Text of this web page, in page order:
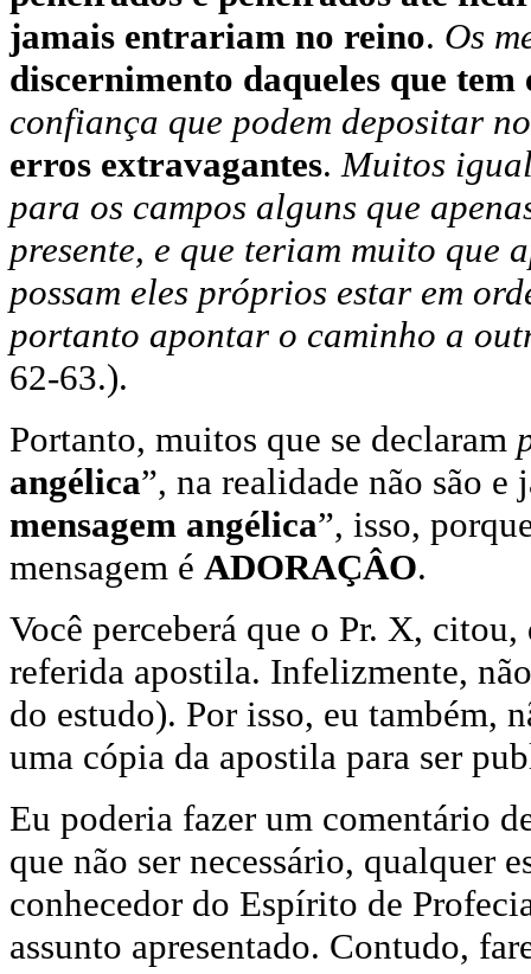
jamais entrariam no reino. Os
discernimento daqueles que
confiança que podem depositar
erros extravagantes.Muitos
para os campos alguns que
presente, e que teriam muito que
possam eles próprios estar em
portanto apontar o caminho a
62-63.).
Portanto, muitos que se declaram
angélica”, na realidade não são e
mensagem angélica”, isso,
mensagem é ADORAÇÂO.
Você perceberá que o Pr. X,
referida apostila. Infelizmente,
do estudo). Por isso, eu também,
uma cópia da apostila para ser
Eu poderia fazer um comentário
que não ser necessário, qualquer
conhecedor do Espírito de
assunto apresentado. Contudo,